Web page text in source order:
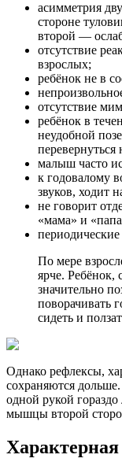
асимметрия
стороне
второй —
отсутствие
взрослых;
ребёнок не в
отсутствие
ребёнок в
неудобной
перевернуться
малыш часто
к годовалому
звуков, ходит
не говорит
«мама» и
По мере
ярче. Ребёнок,
значительно
поворачивать
сидеть и
Однако рефлексы,
сохраняются
одной рукой
мышцы второй